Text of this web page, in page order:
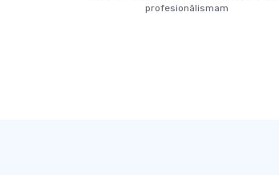
profesionālismam